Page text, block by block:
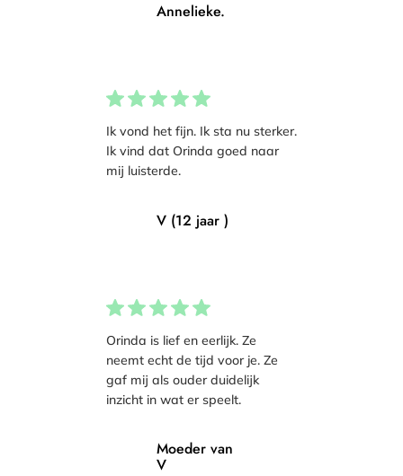
Annelieke.
Ik vond het fijn. Ik sta nu sterker.
Ik vind dat Orinda goed naar
mij luisterde.
V (12 jaar )
Orinda is lief en eerlijk. Ze
neemt echt de tijd voor je. Ze
gaf mij als ouder duidelijk
inzicht in wat er speelt.
Moeder van
V